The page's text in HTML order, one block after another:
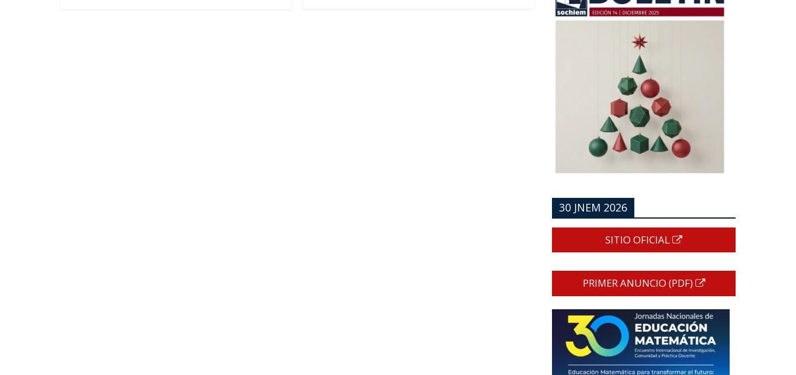
30 JNEM 2026
SITIO OFICIAL
PRIMER ANUNCIO (PDF)